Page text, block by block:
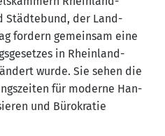
Städ­te­bund, der Land­
for­dern gemein­sam eine
in Rhein­land-
wur­de. Sie sehen die
für moder­ne Han­
und Büro­kra­tie